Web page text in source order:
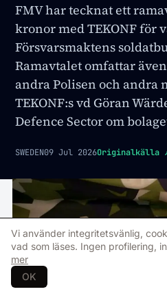
FMV har tecknat ett
kronor med TEKONF för
Försvarsmaktens
Ramavtalet omfattar
andra Polisen och andra
TEKONF:s vd Göran
Defence Sector om
SWEDEN09 Jul 2026Originalkälla
Vi använder integritetsvänlig,
vad som läses. Ingen profilering,
mer
OK